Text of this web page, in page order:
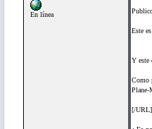
En línea
Este
Y este
Como
Plane-
[/URL]